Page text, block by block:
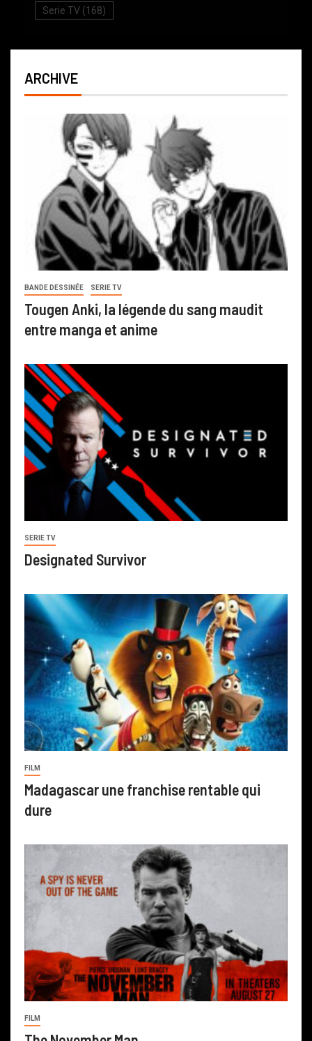
Serie TV (168)
ARCHIVE
BANDE DESSINÉE SERIE TV
Tougen Anki, la légende du sang maudit
entre manga et anime
SERIE TV
Designated Survivor
FILM
Madagascar une franchise rentable qui
dure
FILM